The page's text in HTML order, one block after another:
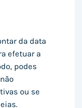
da data
efetuar a
podes
ou se